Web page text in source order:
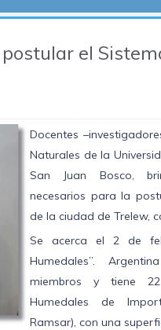
el
Docentes
Naturales de la
San Juan Bosco,
necesarios para la
de la ciudad de Trelew,
Se acerca el 2 de
Humedales”.
miembros y tiene
Humedales de
Ramsar), con una